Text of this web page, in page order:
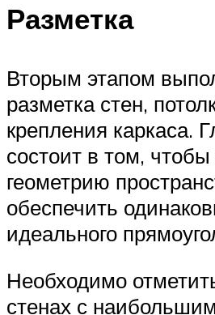
Разметка
Вторым этапом
разметка стен,
крепления каркаса.
состоит в том,
геометрию
обеспечить
идеального
Необходимо
стенах с